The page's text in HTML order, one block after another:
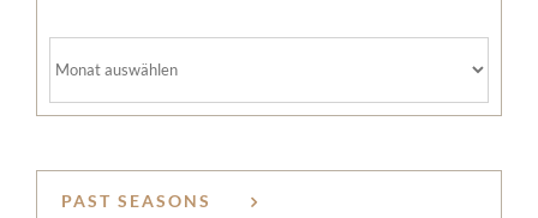
PAST SEASONS